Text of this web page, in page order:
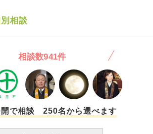
した。 いじめで不登校になったとき、
無理やりわたしを詰め込み、学校に連れ
思って、困ったことがあっても両親を頼
かわりに、自傷行為をするようになり
まりに症状がひどく、実家で治療に専念
、部署の人間
、だんだん変わっていきました。 徐々
相談
相談数941件
開で相談 250名から選べます